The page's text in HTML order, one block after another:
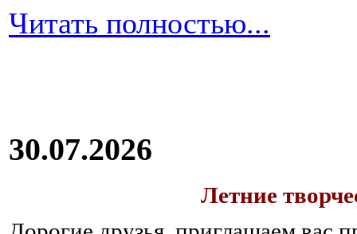
Читать полностью...
30.07.2026
Летние